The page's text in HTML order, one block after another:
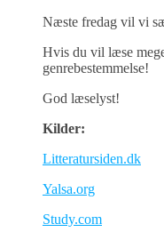
Næste fredag vil vi
Hvis du vil læse
genrebestemmelse!
God læselyst!
Kilder:
Litteratursiden.dk
Yalsa.org
Study.com